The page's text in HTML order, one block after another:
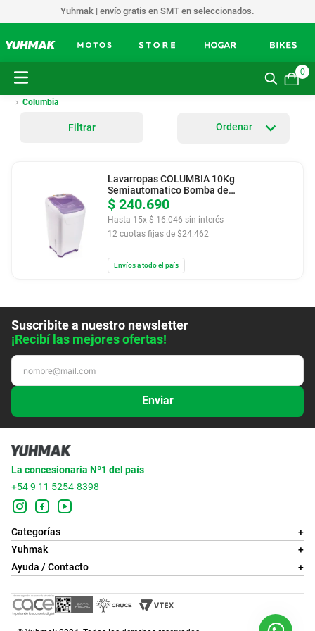
Yuhmak | envío gratis en SMT en seleccionados.
0
Columbia
Filtrar
$ 240.690
Hasta 15x $ 16.046 sin interés
12 cuotas fijas de $24.462
Lavarropas COLUMBIA 10Kg
Semiautomatico Bomba de
Desagote LSC10001
Envíos a todo el país
Suscribite a nuestro newsletter
¡Recibí las mejores ofertas!
Enviar
La concesionaria Nº1 del país
+54 9 11 5254-8398
Categorías
+
Yuhmak
+
Ayuda / Contacto
+